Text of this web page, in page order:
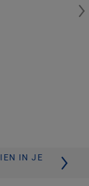
IN JE